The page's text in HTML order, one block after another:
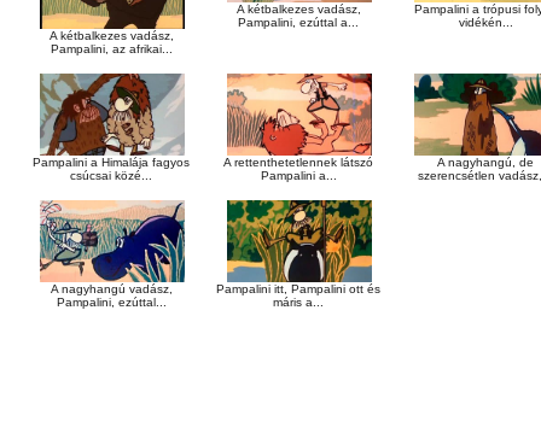
A kétbalkezes vadász,
Pampalini, az afrikai...
A kétbalkezes vadász,
Pampalini, ezúttal a...
Pampalini a trópusi
vidékén...
Pampalini a Himalája fagyos
csúcsai közé...
A rettenthetetlennek látszó
Pampalini a...
A nagyhangú, de
szerencsétlen
A nagyhangú vadász,
Pampalini, ezúttal...
Pampalini itt, Pampalini ott és
máris a...